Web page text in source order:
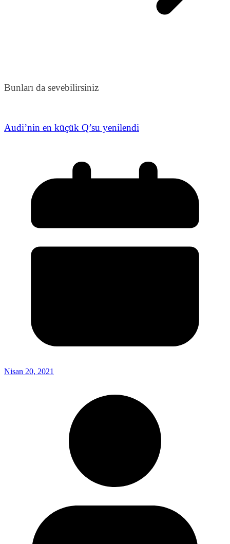
Bunları da sevebilirsiniz
Audi’nin en küçük Q’su yenilendi
Nisan 20, 2021